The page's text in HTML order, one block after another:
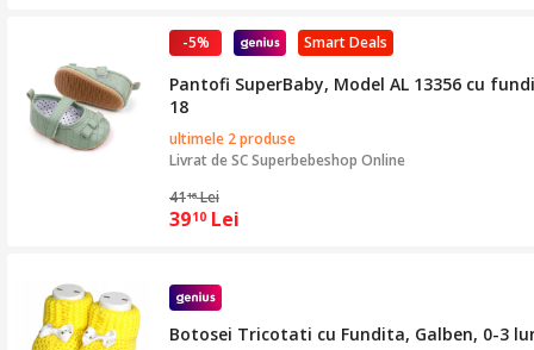
Smart Deals
-5%
Pantofi SuperBaby, Model AL 13356 cu
18
ultimele 2 produse
Livrat deSC Superbebeshop Online
4116 Lei
3910 Lei
Botosei Tricotati cu Fundita, Galben, 0-3